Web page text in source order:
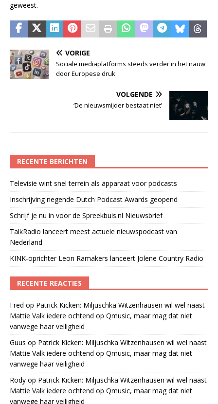
geweest.
VORIGE
Sociale mediaplatforms steeds verder in het nauw
door Europese druk
VOLGENDE
‘De nieuwsmijder bestaat niet’
RECENTE BERICHTEN
Televisie wint snel terrein als apparaat voor podcasts
Inschrijving negende Dutch Podcast Awards geopend
Schrijf je nu in voor de Spreekbuis.nl Nieuwsbrief
TalkRadio lanceert meest actuele nieuwspodcast van
Nederland
KINK-oprichter Leon Ramakers lanceert Jolene Country Radio
RECENTE REACTIES
Fred op Patrick Kicken: Miljuschka Witzenhausen wil wel naast
Mattie Valk iedere ochtend op Qmusic, maar mag dat niet
vanwege haar veiligheid
Guus op Patrick Kicken: Miljuschka Witzenhausen wil wel naast
Mattie Valk iedere ochtend op Qmusic, maar mag dat niet
vanwege haar veiligheid
Rody op Patrick Kicken: Miljuschka Witzenhausen wil wel naast
Mattie Valk iedere ochtend op Qmusic, maar mag dat niet
vanwege haar veiligheid